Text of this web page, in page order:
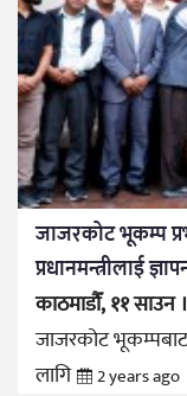
जाजरकोट भूकम्प
प्रधानमन्त्रीलाई
काठमाडौँ, ११ साउन ।
जाजरकोट
लागि
2 years ago